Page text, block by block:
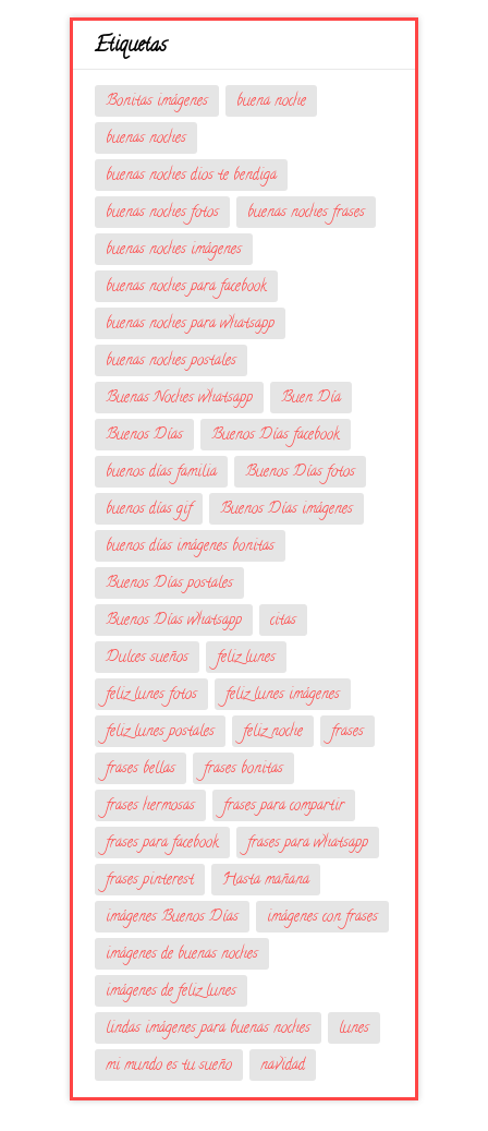
Etiquetas
Bonitas imágenes
buena noche
buenas noches
buenas noches dios te bendiga
buenas noches fotos
buenas noches frases
buenas noches imágenes
buenas noches para facebook
buenas noches para whatsapp
buenas noches postales
Buenas Noches whatsapp
Buen Día
Buenos Días
Buenos Días facebook
buenos días familia
Buenos Días fotos
buenos días gif
Buenos Días imágenes
buenos días imágenes bonitas
Buenos Días postales
Buenos Días whatsapp
citas
Dulces sueños
feliz lunes
feliz lunes fotos
feliz lunes imágenes
feliz lunes postales
feliz noche
frases
frases bellas
frases bonitas
frases hermosas
frases para compartir
frases para facebook
frases para whatsapp
frases pinterest
Hasta mañana
imágenes Buenos Días
imágenes con frases
imágenes de buenas noches
imágenes de feliz lunes
lindas imágenes para buenas noches
lunes
mi mundo es tu sueño
navidad